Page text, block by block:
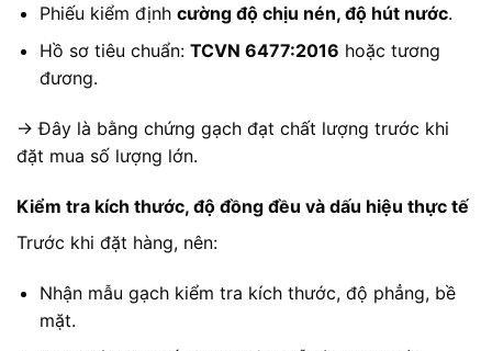
Phiếu kiểm định cường độ chịu nén, độ hút nước.
Hồ sơ tiêu chuẩn: TCVN 6477:2016 hoặc tương
đương.
→ Đây là bằng chứng gạch đạt chất lượng trước khi
đặt mua số lượng lớn.
Kiểm tra kích thước, độ đồng đều và dấu hiệu thực tế
Trước khi đặt hàng, nên:
Nhận mẫu gạch kiểm tra kích thước, độ phẳng, bề
mặt.